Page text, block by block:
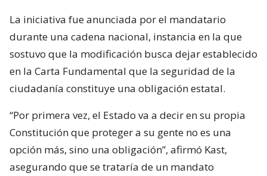
La iniciativa fue anunciada por el mandatario
durante una cadena nacional, instancia en la que
sostuvo que la modificación busca dejar establecido
en la Carta Fundamental que la seguridad de la
ciudadanía constituye una obligación estatal.
“Por primera vez, el Estado va a decir en su propia
Constitución que proteger a su gente no es una
opción más, sino una obligación”, afirmó Kast,
asegurando que se trataría de un mandato